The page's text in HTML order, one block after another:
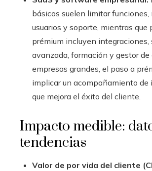
básicos suelen limitar funciones,
usuarios y soporte, mientras que
prémium incluyen integraciones,
avanzada, formación y gestor de
empresas grandes, el paso a
implicar un acompañamiento
que mejora el éxito del cliente.
Impacto medible:
tendencias
Valor de por vida del cliente